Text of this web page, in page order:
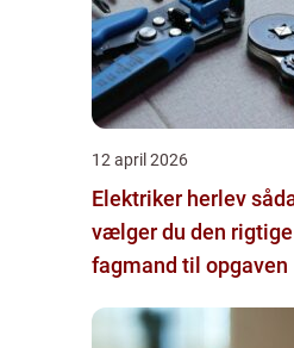
12 april 2026
Elektriker herlev sådan
vælger du den rigtige
fagmand til opgaven